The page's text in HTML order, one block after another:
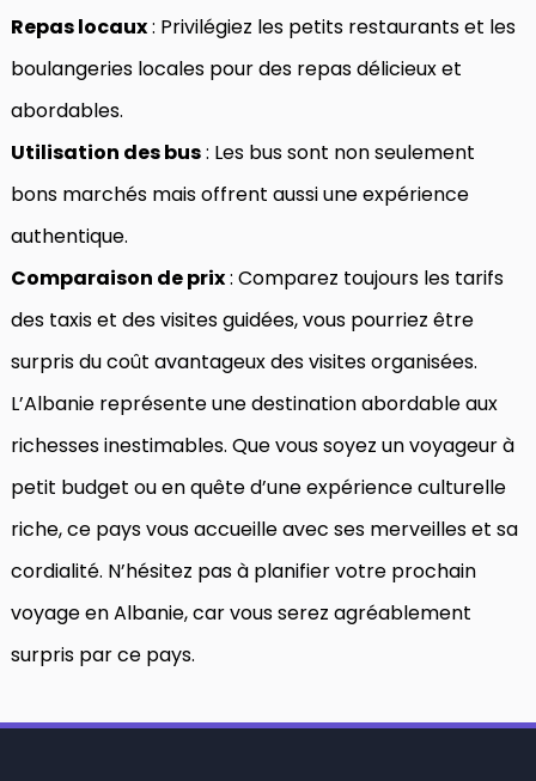
Repas locaux: Privilégiez les petits restaurants et les
boulangeries locales pour des repas délicieux et
abordables.
Utilisation des bus: Les bus sont non seulement
bons marchés mais offrent aussi une expérience
authentique.
Comparaison de prix: Comparez toujours les tarifs
des taxis et des visites guidées, vous pourriez être
surpris du coût avantageux des visites organisées.
L’Albanie représente une destination abordable aux
richesses inestimables. Que vous soyez un voyageur à
petit budget ou en quête d’une expérience culturelle
riche, ce pays vous accueille avec ses merveilles et sa
cordialité. N’hésitez pas à planifier votre prochain
voyage en Albanie, car vous serez agréablement
surpris par ce pays.